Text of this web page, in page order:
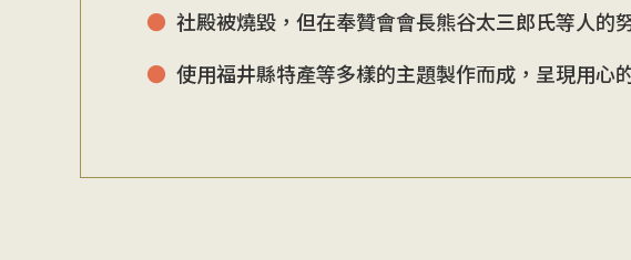
社殿被燒毀，但在奉贊會會長熊谷太三郎氏等人的
使用福井縣特產等多樣的主題製作而成，呈現用心